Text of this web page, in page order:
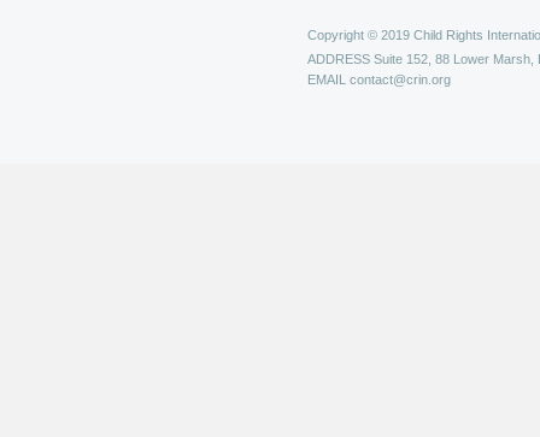
Copyright © 2019 Child Rights
ADDRESS Suite 152, 88 Lower Marsh,
EMAIL contact@crin.org